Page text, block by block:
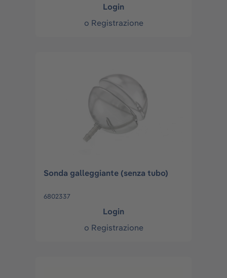
Login
o Registrazione
Sonda galleggiante (senza tubo)
6802337
Login
o Registrazione